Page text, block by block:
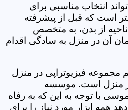
انتخاب مناسبی برای
است که قبل از پیشرفته
از بدن، به متخصص
آن در منزل به سادگی اقدام
فیزیوتراپی در منزل
در منزل است. موسسه
با توجه به این که به رفاه
همه ابزار مورد نیاز را برای